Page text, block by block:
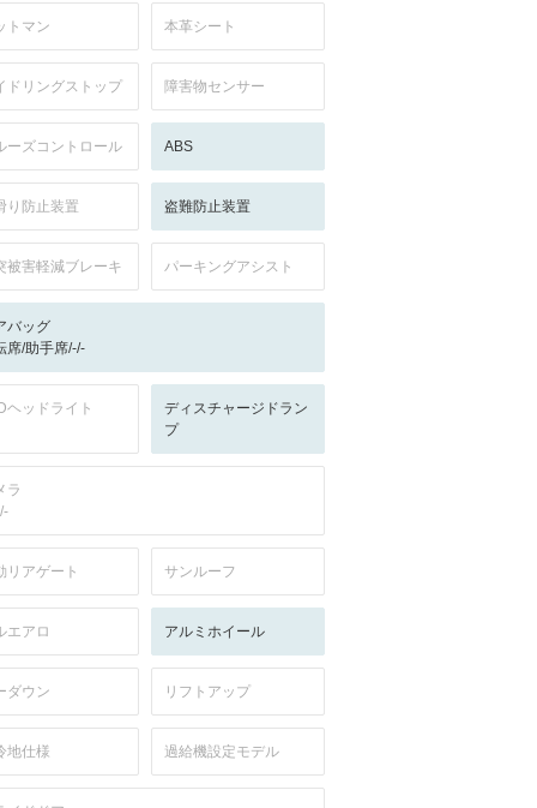
トマン 本革シート
ドリングストップ 障害物センサー
ーズコントロール ABS
り防止装置 盗難防止装置
被害軽減ブレーキ パーキングアシスト
バッグ
席/助手席/-/-
ヘッドライト
ディスチャージドラン
プ
ラ
リアゲート サンルーフ
エアロ アルミホイール
ダウン リフトアップ
地仕様 過給機設定モデル